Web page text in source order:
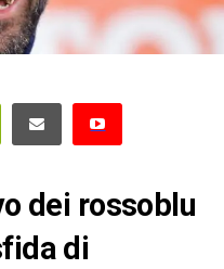
dei rossoblu
di